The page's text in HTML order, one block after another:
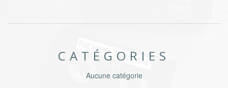
CATÉGORIES
Aucune catégorie